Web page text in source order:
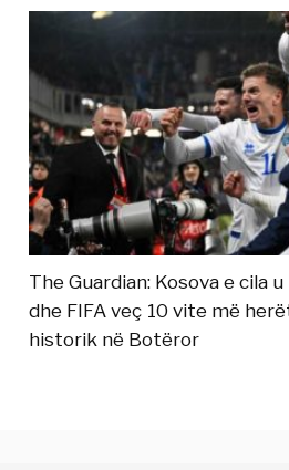
The Guardian: Kosova e cila
dhe FIFA veç 10 vite më
historik në Botëror